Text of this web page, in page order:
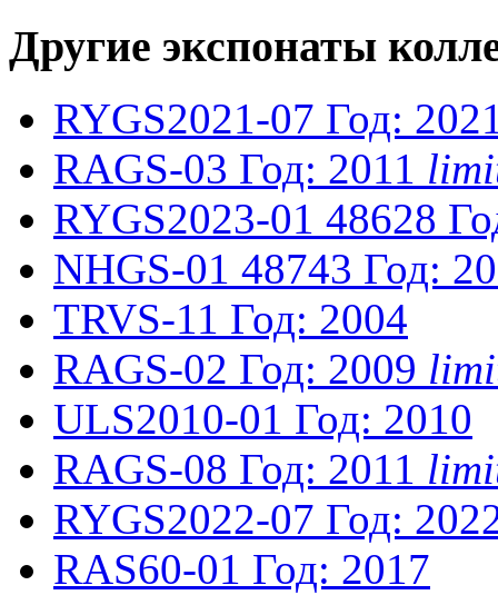
Другие экспонаты
RYGS2021-07 Год:
RAGS-03 Год: 2011
RYGS2023-01 48628
NHGS-01 48743 Год:
TRVS-11 Год: 2004
RAGS-02 Год: 2009
ULS2010-01 Год: 2010
RAGS-08 Год: 2011
RYGS2022-07 Год:
RAS60-01 Год: 2017